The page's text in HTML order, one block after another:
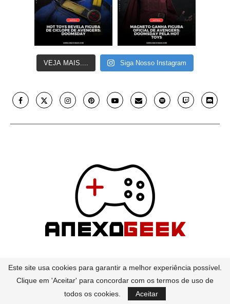
VEJA MAIS.... Siga Nosso Instagram
@2017 - 2026 - Anexo Geek. - All Right Reserved -
contato@anexogeek.com
Este site usa cookies para garantir a melhor experiência possível.
Clique em 'Aceitar' para concordar com os termos de uso de
todos os cookies.
Aceitar